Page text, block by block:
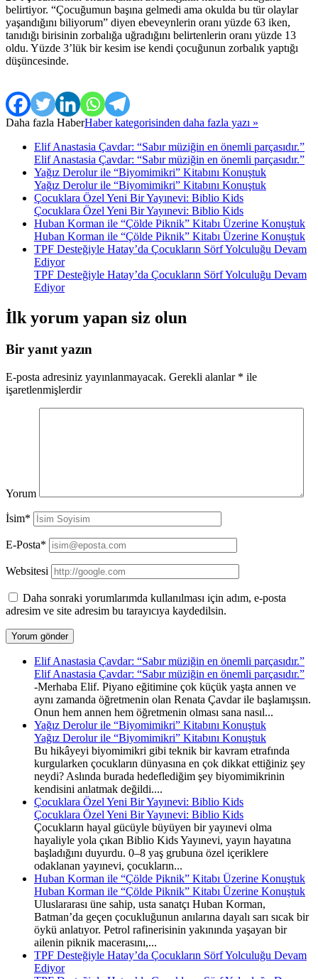
belirtiyor. “Çocuğumun başına gelmedi ama okulda bu tür olaylar
yaşandığını biliyorum” diyen ebeveynlerin oranı yüzde 63 iken,
tanıdığı birisinin zorbalığa uğradığını belirtenlerin oranı yüzde 13
oldu. Yüzde 3’lük bir kesim ise kendi çocuğunun zorbalık yaptığı
düşüncesinde.
Daha fazla HaberHaber kategorisinden daha fazla yazı »
Elif Anastasia Çavdar: “Sabır müziğin en önemli parçasıdır.”
Elif Anastasia Çavdar: “Sabır müziğin en önemli parçasıdır.”
Yağız Derolur ile “Biyomimikri” Kitabını Konuştuk
Yağız Derolur ile “Biyomimikri” Kitabını Konuştuk
Çocuklara Özel Yeni Bir Yayınevi: Biblio Kids
Çocuklara Özel Yeni Bir Yayınevi: Biblio Kids
Huban Korman ile “Çölde Piknik” Kitabı Üzerine Konuştuk
Huban Korman ile “Çölde Piknik” Kitabı Üzerine Konuştuk
TPF Desteğiyle Hatay’da Çocukların Sörf Yolculuğu Devam
Ediyor
TPF Desteğiyle Hatay’da Çocukların Sörf Yolculuğu Devam
Ediyor
İlk yorum yapan siz olun
Bir yanıt yazın
E-posta adresiniz yayınlanmayacak. Gerekli alanlar * ile
işaretlenmişlerdir
Yorum
İsim*
E-Posta*
Websitesi
Daha sonraki yorumlarımda kullanılması için adım, e-posta
adresim ve site adresim bu tarayıcıya kaydedilsin.
Elif Anastasia Çavdar: “Sabır müziğin en önemli parçasıdır.”
Elif Anastasia Çavdar: “Sabır müziğin en önemli parçasıdır.”
-Merhaba Elif. Piyano eğitimine çok küçük yaşta annen ve
aynı zamanda öğretmenin olan Renata Çavdar ile başlamışsın.
Onun hem annen hem öğretmenin olması sana nasıl...
Yağız Derolur ile “Biyomimikri” Kitabını Konuştuk
Yağız Derolur ile “Biyomimikri” Kitabını Konuştuk
Bu hikâyeyi biyomimikri gibi teknik bir kavram etrafında
kurgularken çocukların dünyasına en çok dikkat ettiğiniz şey
neydi? Aslında burada hedeflediğim şey biyomimikrinin
kendisini anlatmak değildi....
Çocuklara Özel Yeni Bir Yayınevi: Biblio Kids
Çocuklara Özel Yeni Bir Yayınevi: Biblio Kids
Çocukların hayal gücüyle büyüyen bir yayınevi olma
hayaliyle yola çıkan Biblio Kids Yayınevi, yayın hayatına
başladığını duyurdu. 0–8 yaş grubuna özel içeriklere
odaklanan yayınevi, çocukların...
Huban Korman ile “Çölde Piknik” Kitabı Üzerine Konuştuk
Huban Korman ile “Çölde Piknik” Kitabı Üzerine Konuştuk
Uluslararası üne sahip, usta sanatçı Huban Korman,
Batman’da geçen çocukluğunun anılarına dayalı sarı sıcak bir
öykü anlatıyor. Petrol rafinerisinin yakınında yaşayan bir
ailenin piknik macerasını,...
TPF Desteğiyle Hatay’da Çocukların Sörf Yolculuğu Devam
Ediyor